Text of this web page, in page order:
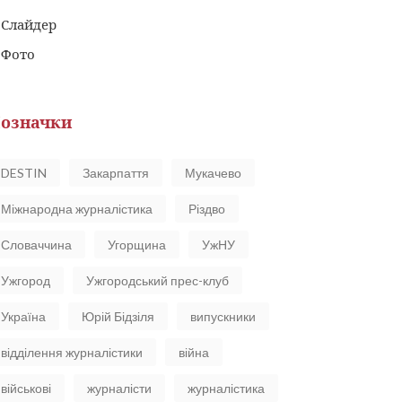
Слайдер
Фото
DESTIN Закарпаття Мукачево
Міжнародна журналістика Різдво
Словаччина Угорщина УжНУ
Ужгород Ужгородський прес-клуб
Україна Юрій Бідзіля випускники
відділення журналістики війна
військові журналісти журналістика